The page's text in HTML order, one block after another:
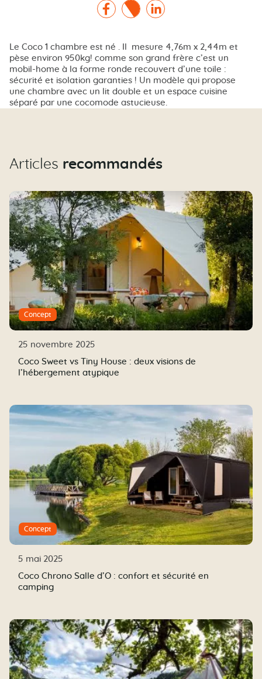
Facebook
TwitterLinkedin
Le Coco 1 chambre est né . Il mesure 4,76m x 2,44m et
pèse environ 950kg! comme son grand frère c’est un
mobil-home à la forme ronde recouvert d’une toile :
sécurité et isolation garanties ! Un modèle qui propose
une chambre avec un lit double et un espace cuisine
séparé par une cocomode astucieuse.
Articles recommandés
Concept
25 novembre 2025
Coco Sweet vs Tiny House : deux visions de
l’hébergement atypique
Concept
5 mai 2025
Coco Chrono Salle d’O : confort et sécurité en
camping